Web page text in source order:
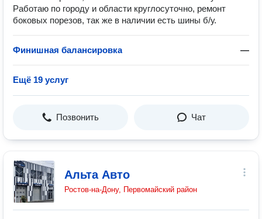
Работаю по городу и области круглосуточно, ремонт
боковых порезов, так же в наличии есть шины б/у.
Финишная балансировка —
Ещё 19 услуг
Позвонить Чат
Альта Авто
Ростов-на-Дону, Первомайский район